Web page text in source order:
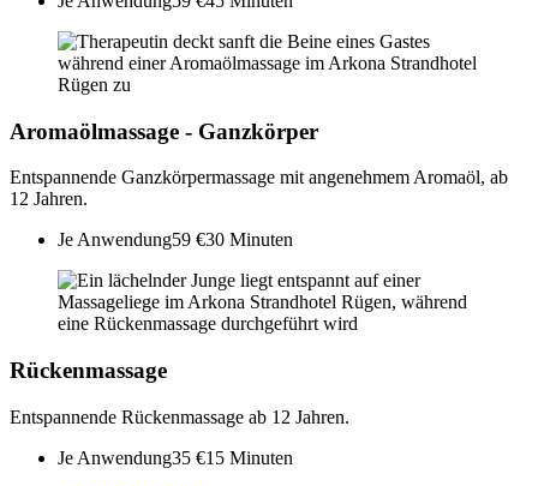
Aromaölmassage - Ganzkörper
Entspannende Ganzkörpermassage mit angenehmem Aromaöl, ab
12 Jahren.
Je Anwendung59 €30 Minuten
Rückenmassage
Entspannende Rückenmassage ab 12 Jahren.
Je Anwendung35 €15 Minuten